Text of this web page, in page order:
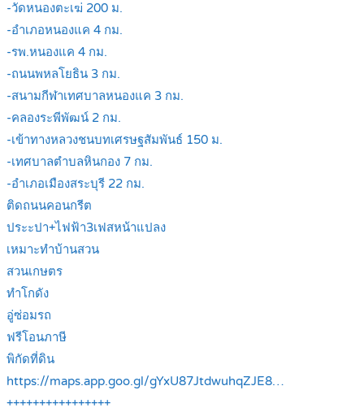
-วัดหนองตะเฆ่ 200 ม.
-อำเภอหนองแค 4 กม.
-รพ.หนองแค 4 กม.
-ถนนพหลโยธิน 3 กม.
-สนามกีฬาเทศบาลหนองแค 3 กม.
-คลองระพีพัฒน์ 2 กม.
-เข้าทางหลวงชนบทเศรษฐสัมพันธ์ 150 ม.
-เทศบาลตำบลหินกอง 7 กม.
-อำเภอเมืองสระบุรี 22 กม.
ติดถนนคอนกรีต
ประะปา+ไฟฟ้า3เฟสหน้าแปลง
เหมาะทำบ้านสวน
สวนเกษตร
ทำโกดัง
อู่ซ่อมรถ
ฟรีโอนภาษี
พิกัดที่ดิน
https://maps.app.goo.gl/gYxU87JtdwuhqZJE8…
++++++++++++++++